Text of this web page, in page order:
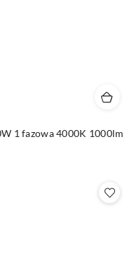
1 fazowa 4000K 1000lm